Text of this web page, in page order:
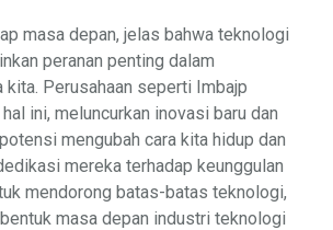
masa depan, jelas bahwa teknologi
peranan penting dalam
kita. Perusahaan seperti Imbajp
ini, meluncurkan inovasi baru dan
mengubah cara kita hidup dan
mereka terhadap keunggulan
mendorong batas-batas teknologi,
masa depan industri teknologi